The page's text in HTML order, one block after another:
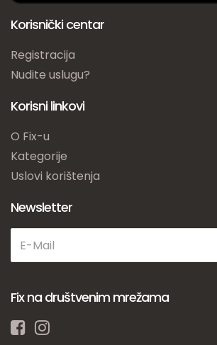
Korisnički centar
Registracija
Nudite uslugu?
Korisni linkovi
O Fix-u
Kategorije
Uslovi korištenja
Newsletter
Fix na društvenim mrežama